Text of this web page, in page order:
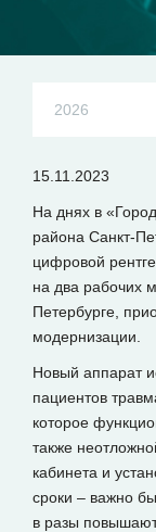
15.11.2023
На днях в
района Санкт-
цифровой
на два рабочих
Петербурге,
модернизации.
Новый аппарат
пациентов
которое
также
кабинета и
сроки – важно
в разы